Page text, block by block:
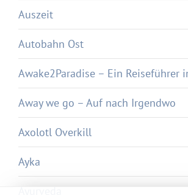
Auszeit
Autobahn Ost
Awake2Paradise – Ein Reiseführer
Away we go – Auf nach Irgendwo
Axolotl Overkill
Ayka